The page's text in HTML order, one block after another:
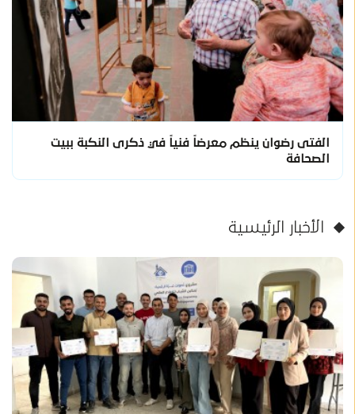
الفتى رضوان ينظم معرضاً فنياً في ذكرى النكبة ببيت
الصحافة
الأخبار الرئيسية